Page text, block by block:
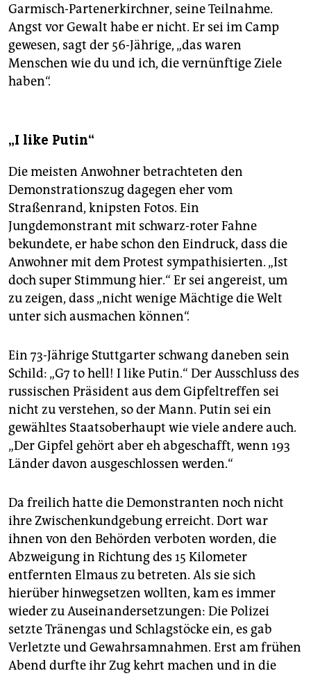
Garmisch-Partenerkirchner, seine Teilnahme.
Angst vor Gewalt habe er nicht. Er sei im Camp
gewesen, sagt der 56-Jährige, „das waren
Menschen wie du und ich, die vernünftige Ziele
haben“.
„I like Putin“
Die meisten Anwohner betrachteten den
Demonstrationszug dagegen eher vom
Straßenrand, knipsten Fotos. Ein
Jungdemonstrant mit schwarz-roter Fahne
bekundete, er habe schon den Eindruck, dass die
Anwohner mit dem Protest sympathisierten. „Ist
doch super Stimmung hier.“ Er sei angereist, um
zu zeigen, dass „nicht wenige Mächtige die Welt
unter sich ausmachen können“.
Ein 73-Jährige Stuttgarter schwang daneben sein
Schild: „G7 to hell! I like Putin.“ Der Ausschluss des
russischen Präsident aus dem Gipfeltreffen sei
nicht zu verstehen, so der Mann. Putin sei ein
gewähltes Staatsoberhaupt wie viele andere auch.
„Der Gipfel gehört aber eh abgeschafft, wenn 193
Länder davon ausgeschlossen werden.“
Da freilich hatte die Demonstranten noch nicht
ihre Zwischenkundgebung erreicht. Dort war
ihnen von den Behörden verboten worden, die
Abzweigung in Richtung des 15 Kilometer
entfernten Elmaus zu betreten. Als sie sich
hierüber hinwegsetzen wollten, kam es immer
wieder zu Auseinandersetzungen: Die Polizei
setzte Tränengas und Schlagstöcke ein, es gab
Verletzte und Gewahrsamnahmen. Erst am frühen
Abend durfte ihr Zug kehrt machen und in die